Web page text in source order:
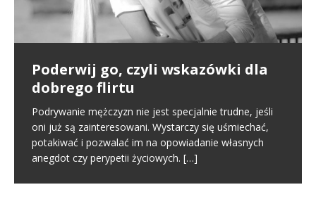
Poderwij go, czyli wskazówki dla
dobrego flirtu
Podrywanie mężczyzn nie jest specjalnie trudne, jeśli
oni już są zainteresowani. Wystarczy się uśmiechać,
potakiwać i pozwalać im na opowiadanie własnych
anegdot czy perypetii życiowych. […]
Pierwsze spotkanie
Poznajemy się na portalu randkowym i naszym
pierwszym kontaktem jest randka online. To normalny
schemat we współczesnym świecie. Na tym etapie
tworzy się pierwsze pierwsze[…]
Proste i skuteczne zasady
poszukiwania miłości online oraz
offline
W miłości nic nie jest proste i między innymi dlatego
jest ona tak wspaniała. Nie oznacza to jednak, że
samo zabieranie się za miłość musi